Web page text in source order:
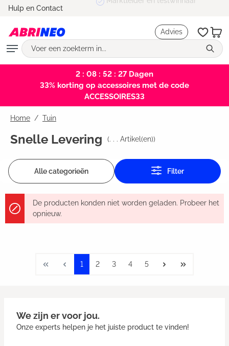
Hulp en Contact Marktleider en testwinnaar
Advies
2 : 08 : 52 : 26Dagen
33% korting op accessoires met de code
ACCESSOIRES33
Home Tuin
Snelle Levering (. . . Artikel(en))
Alle categorieën Filter
De producten konden niet worden geladen. Probeer het
opnieuw.
1 2 3 4 5
We zijn er voor jou.
Onze experts helpen je het juiste product te vinden!